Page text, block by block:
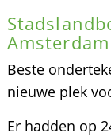
Beste
nieuwe plek
Er hadden op